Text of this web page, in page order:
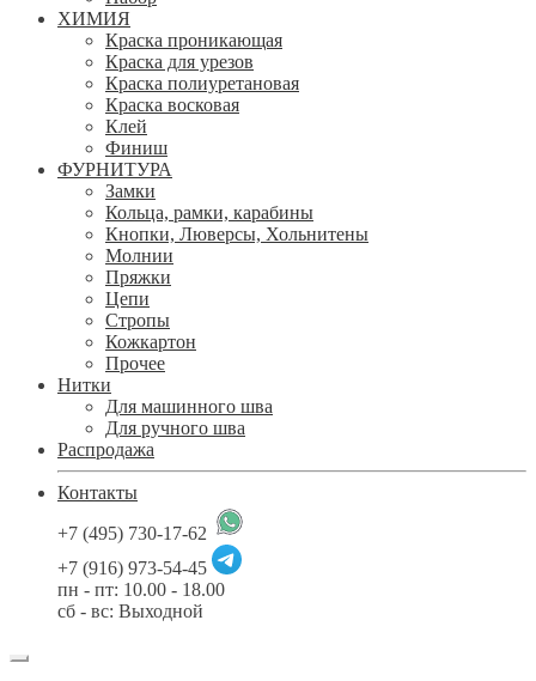
ХИМИЯ
Краска проникающая
Краска для урезов
Краска полиуретановая
Краска восковая
Клей
Финиш
ФУРНИТУРА
Замки
Кольца, рамки, карабины
Кнопки, Люверсы, Хольнитены
Молнии
Пряжки
Цепи
Стропы
Кожкартон
Прочее
Нитки
Для машинного шва
Для ручного шва
Распродажа
Контакты
+7 (495) 730-17-62
+7 (916) 973-54-45
пн - пт: 10.00 - 18.00
сб - вс: Выходной